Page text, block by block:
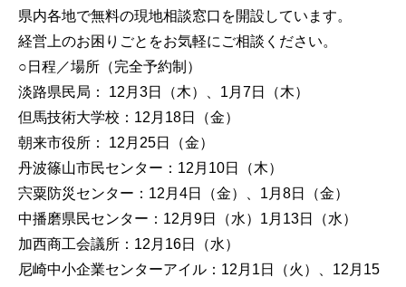
県内各地で無料の現地相談窓口を開設しています。
経営上のお困りごとをお気軽にご相談ください。
○日程／場所（完全予約制）
淡路県民局： 12月3日（木）、1月7日（木）
但馬技術大学校：12月18日（金）
朝来市役所： 12月25日（金）
丹波篠山市民センター：12月10日（木）
宍粟防災センター：12月4日（金）、1月8日（金）
中播磨県民センター：12月9日（水）1月13日（水）
加西商工会議所：12月16日（水）
尼崎中小企業センターアイル：12月1日（火）、12月15